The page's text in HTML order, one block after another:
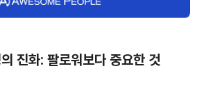
진화: 팔로워보다 중요한 것